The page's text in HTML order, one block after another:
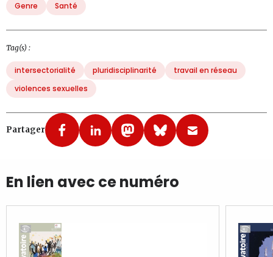
Genre Santé
Tag(s) :
intersectorialité pluridisciplinarité
travail en réseau
violences sexuelles
Partager
En lien avec ce numéro